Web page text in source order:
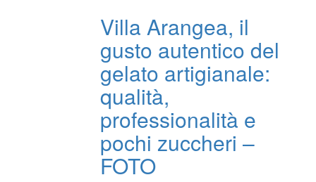
Villa Arangea, il
gusto autentico del
gelato artigianale:
qualità,
professionalità e
pochi zuccheri –
FOTO